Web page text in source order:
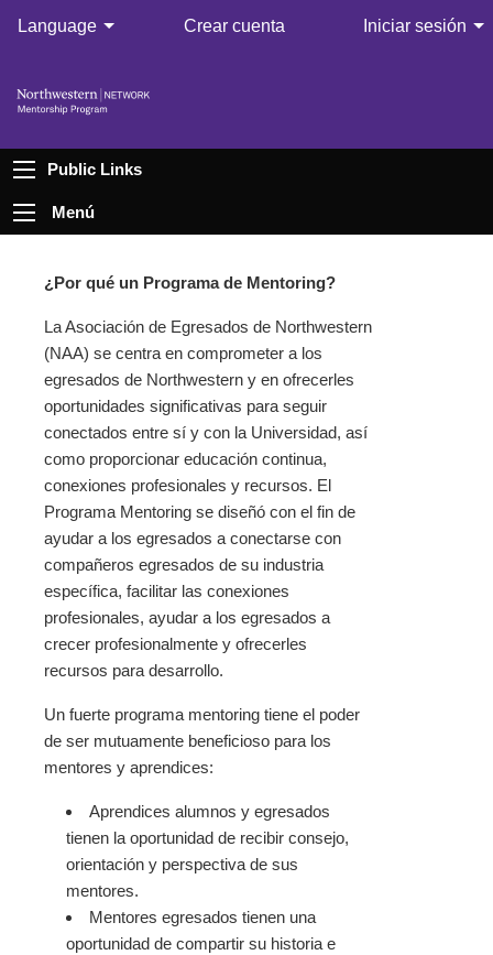
Language Crear cuenta Iniciar sesión
Public Links
Menú
¿Por qué un Programa de Mentoring?
La Asociación de Egresados de Northwestern
(NAA) se centra en comprometer a los
egresados de Northwestern y en ofrecerles
oportunidades significativas para seguir
conectados entre sí y con la Universidad, así
como proporcionar educación continua,
conexiones profesionales y recursos. El
Programa Mentoring se diseñó con el fin de
ayudar a los egresados a conectarse con
compañeros egresados de su industria
específica, facilitar las conexiones
profesionales, ayudar a los egresados a
crecer profesionalmente y ofrecerles
recursos para desarrollo.
Un fuerte programa mentoring tiene el poder
de ser mutuamente beneficioso para los
mentores y aprendices:
Aprendices alumnos y egresados
tienen la oportunidad de recibir consejo,
orientación y perspectiva de sus
mentores.
Mentores egresados tienen una
oportunidad de compartir su historia e